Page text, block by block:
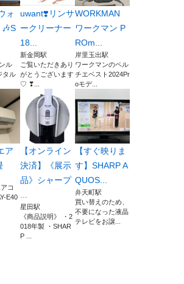
ォ
🎶S
ル
タル
uwant❣️リンサ
ークリーナー
18...
新金岡駅
ご覧いただきあり
がとうございます
♡ ❣...
WORKMAN
ワークマン P
ROm...
岸里玉出駅
ワークマンのペル
チエベスト2024Pr
oモデ...
ア
コ
E40
【オンライン
決済】《展示
品》シャープ
...
星田駅
《商品説明》 ・2
018年製 ・SHAR
P ...
【すぐ映りま
す】SHARP A
QUOS...
弁天町駅
買い替えのため、
不要になった液晶
テレビをお譲...